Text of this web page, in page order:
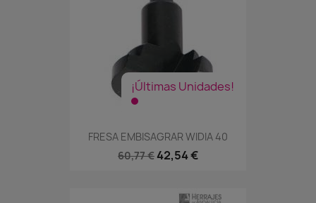
¡Últimas Unidades!
FRESA EMBISAGRAR WIDIA 40
60,77 € 42,54 €